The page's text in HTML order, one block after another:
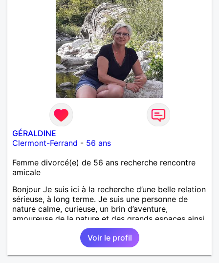
GÉRALDINE
Clermont-Ferrand - 56 ans
Femme divorcé(e) de 56 ans recherche rencontre
amicale
Bonjour Je suis ici à la recherche d’une belle relation
sérieuse, à long terme. Je suis une personne de
nature calme, curieuse, un brin d’aventure,
amoureuse de la nature et des grands espaces ainsi
que des voyages. Je recherche une relation
bienveillante basé sur quelques valeurs humaines,
une vague d’amour et de bonheur à partager en
toute simplicité. Ma recherche est basé sur mon
Voir le profil